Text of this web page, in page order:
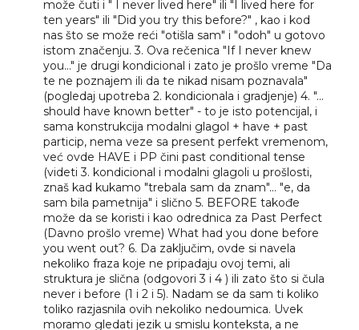
može čuti i " I never lived here" ili "I lived here for
ten years" ili "Did you try this before?" , kao i kod
nas što se može reći "otišla sam" i "odoh" u gotovo
istom značenju. 3. Ova rečenica "If I never knew
you..." je drugi kondicional i zato je prošlo vreme "Da
te ne poznajem ili da te nikad nisam poznavala"
(pogledaj upotreba 2. kondicionala i gradjenje) 4. "...
should have known better" - to je isto potencijal, i
sama konstrukcija modalni glagol + have + past
particip, nema veze sa present perfekt vremenom,
već ovde HAVE i PP čini past conditional tense
(videti 3. kondicional i modalni glagoli u prošlosti,
znaš kad kukamo "trebala sam da znam"... "e, da
sam bila pametnija" i slično 5. BEFORE takođe
može da se koristi i kao odrednica za Past Perfect
(Davno prošlo vreme) What had you done before
you went out? 6. Da zaključim, ovde si navela
nekoliko fraza koje ne pripadaju ovoj temi, ali
struktura je slična (odgovori 3 i 4 ) ili zato što si čula
never i before (1 i 2 i 5). Nadam se da sam ti koliko
toliko razjasnila ovih nekoliko nedoumica. Uvek
moramo gledati jezik u smislu konteksta, a ne